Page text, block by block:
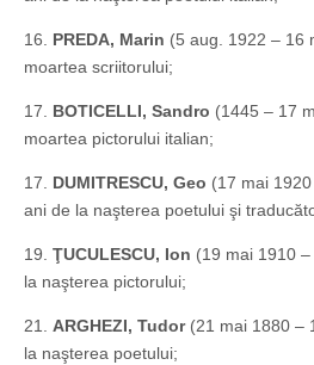
16. PREDA, Marin (5 aug. 1922 – 16
moartea scriitorului;
17. BOTICELLI, Sandro (1445 – 17
moartea pictorului italian;
17. DUMITRESCU, Geo (17 mai
ani de la naşterea poetului şi
19. ŢUCULESCU, Ion (19 mai 1910
la naşterea pictorului;
21. ARGHEZI, Tudor(21 mai 1880 –
la naşterea poetului;